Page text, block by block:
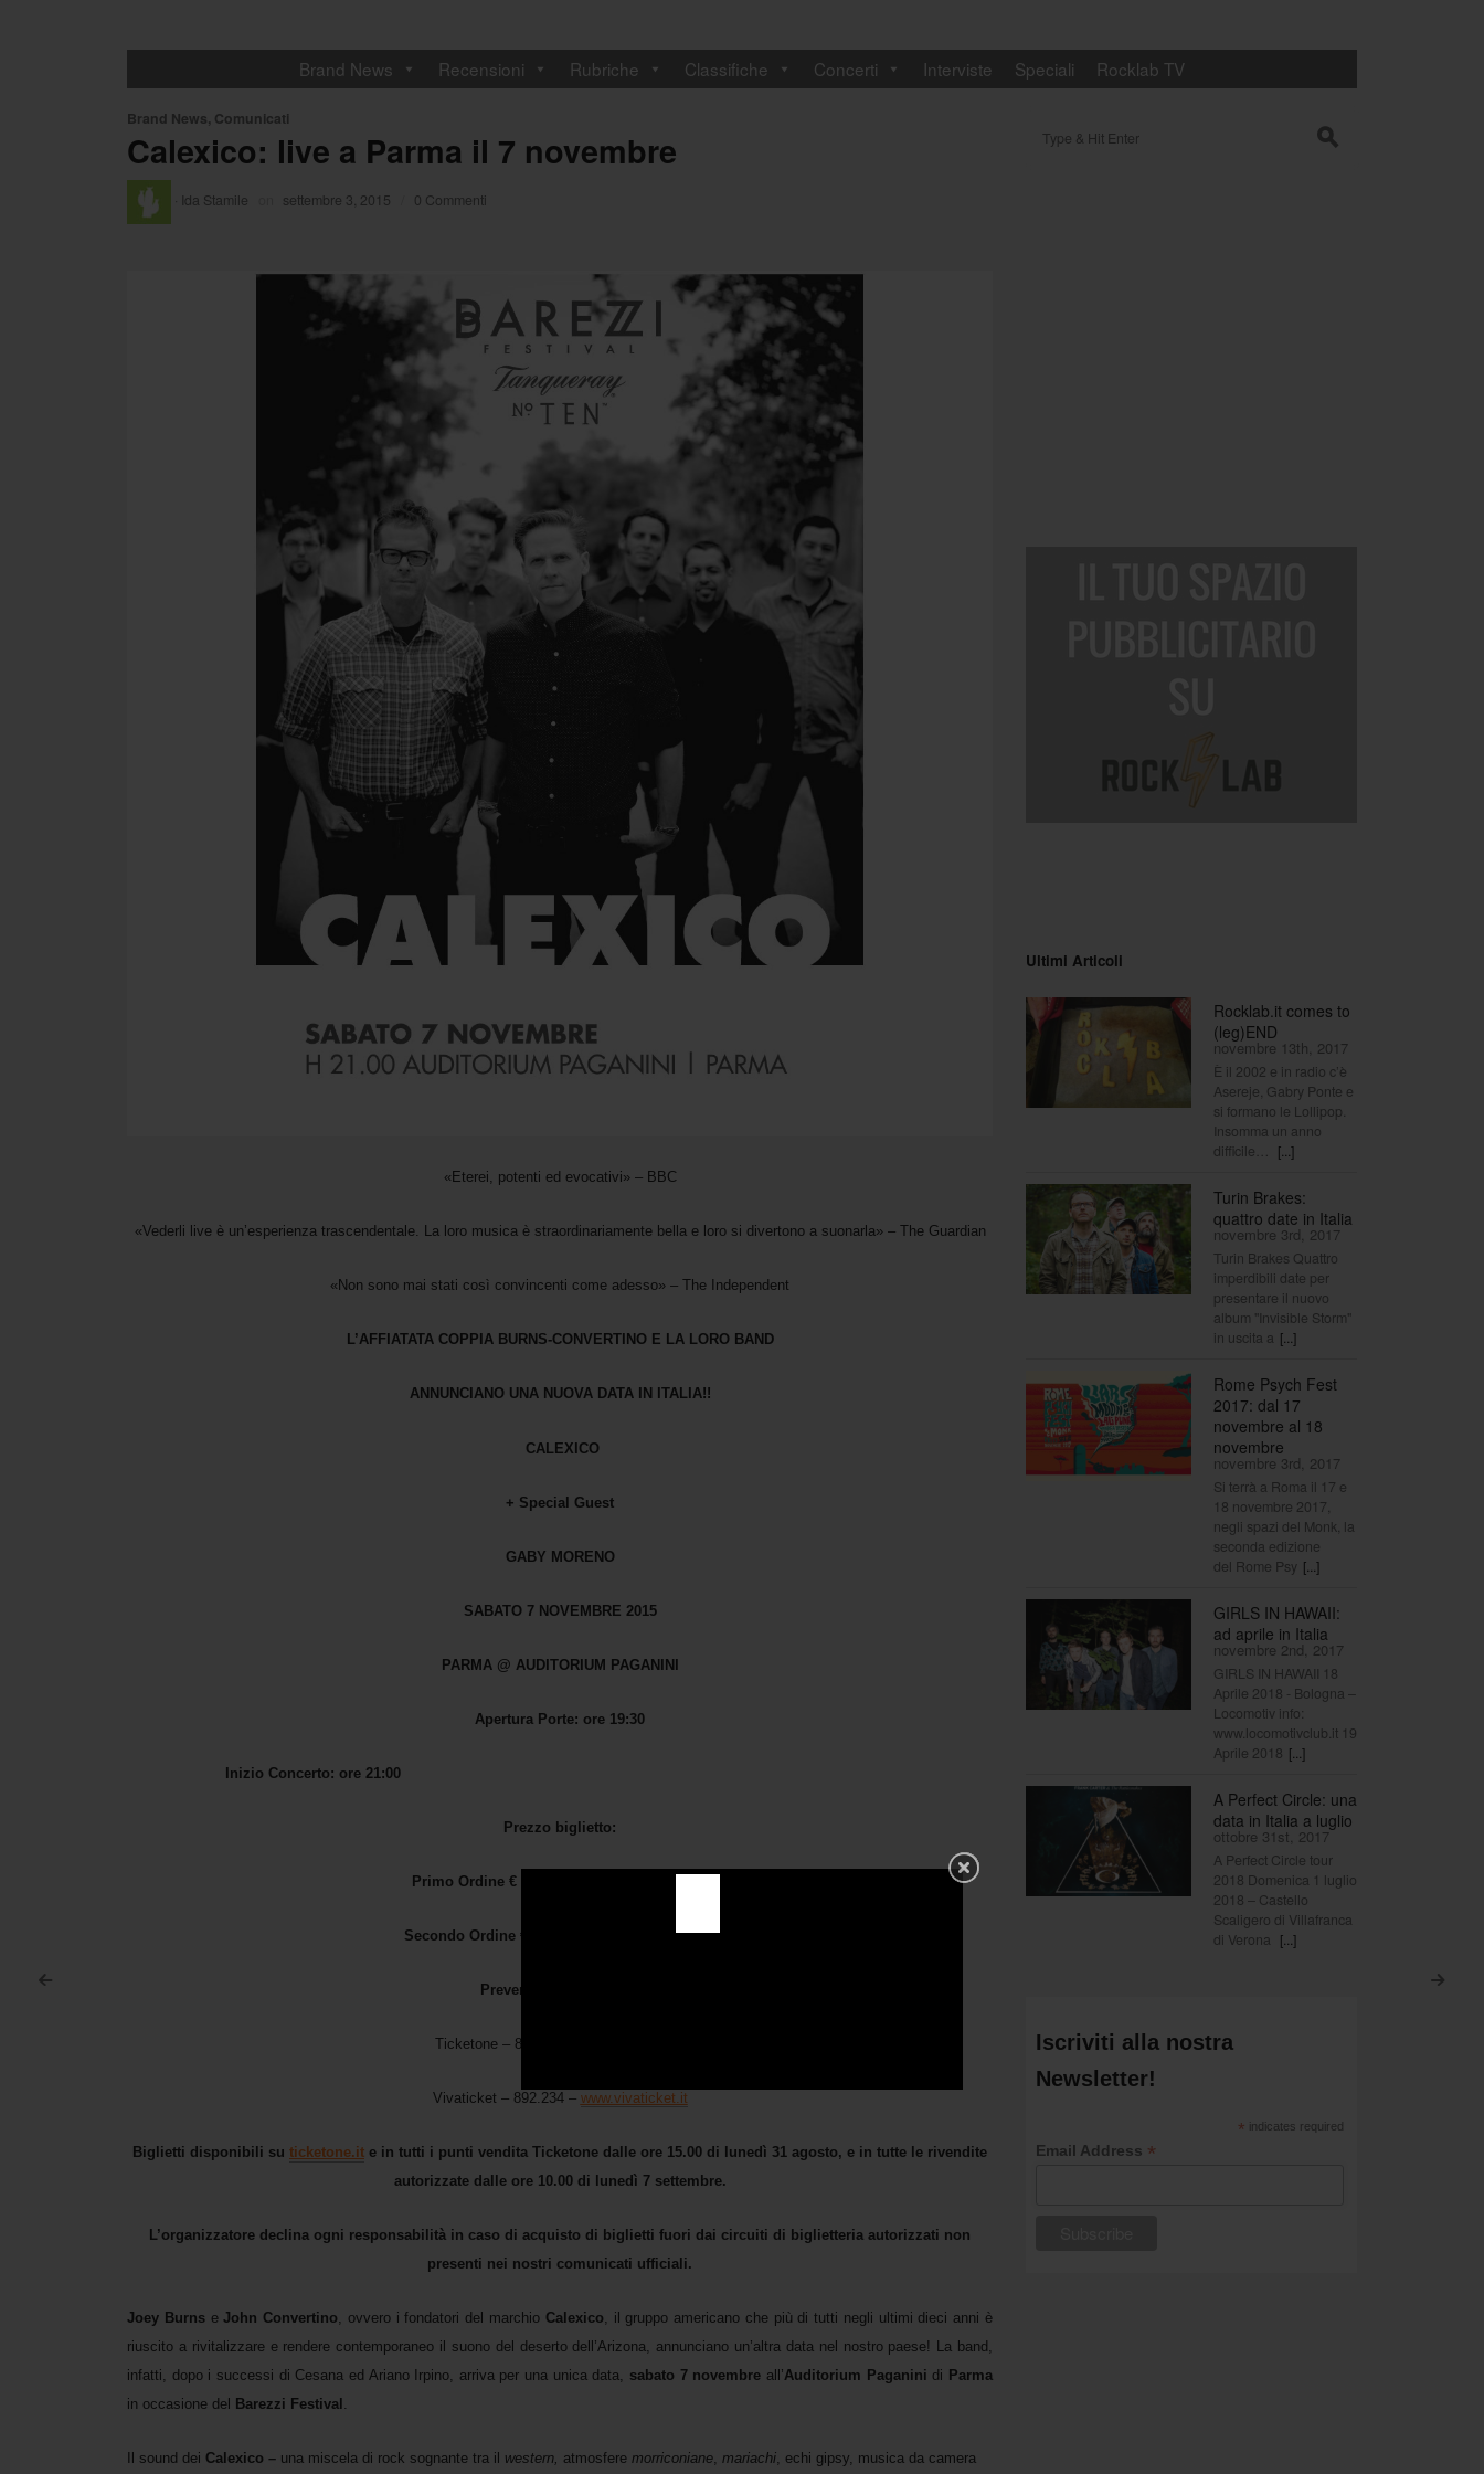
Brand News Recensioni Rubriche Classifiche Concerti Interviste Speciali Rocklab TV
< >
Brand News, Comunicati
Calexico: live a Parma il 7 novembre
Ida Stamile settembre 3, 2015 0 Commenti
«Eterei, potenti ed evocativi» – BBC
«Vederli live è un’esperienza trascendentale. La loro musica è straordinariamente bella e loro si divertono a suonarla» – The Guardian
«Non sono mai stati così convincenti come adesso» – The Independent
L’AFFIATATA COPPIA BURNS-CONVERTINO E LA LORO BAND
ANNUNCIANO UNA NUOVA DATA IN ITALIA!!
CALEXICO
+ Special Guest
GABY MORENO
SABATO 7 NOVEMBRE 2015
PARMA @ AUDITORIUM PAGANINI
Apertura Porte: ore 19:30
Inizio Concerto: ore 21:00
Prezzo biglietto:
Primo Ordine € 30,00 + diritti di prevendita
Secondo Ordine € 25,00 + diritti di prevendita
Prevendite Autorizzate:
Ticketone – 892.101 –
Vivaticket – 892.234 – www.vivaticket.it
Biglietti disponibili su ticketone.it e in tutti i punti vendita Ticketone dalle ore 15.00 di lunedì 31 agosto, e in tutte le rivendite
autorizzate dalle ore 10.00 di lunedì 7 settembre.
L’organizzatore declina ogni responsabilità in caso di acquisto di biglietti fuori dai circuiti di biglietteria autorizzati non
presenti nei nostri comunicati ufficiali.
Joey BurnseJohn Convertino , ovvero i fondatori del marchio Calexico , il gruppo americano che più di tutti negli ultimi dieci anni è
riuscito a rivitalizzare e rendere contemporaneo il suono del deserto dell’Arizona, annunciano un’altra data nel nostro paese! La band,
infatti, dopo i successi di Cesana ed Ariano Irpino, arriva per una unica data, sabato 7 novembre all’Auditorium Paganini di Parma
in occasione del
Barezzi Festival
Il sound dei Calexico – una miscela di rock sognante tra il western, atmosfere morriconiane, mariachi, echi gipsy, musica da camera
s
Ultimi Articoli
Rocklab.it comes to
(leg)END
novembre 13th, 2017
È il 2002 e in radio c’è
Asereje, Gabry Ponte e
si formano le Lollipop.
Insomma un anno
difficile… [...]
Turin Brakes:
quattro date in Italia
novembre 3rd, 2017
Turin Brakes Quattro
imperdibili date per
presentare il nuovo
album "Invisible Storm"
in uscita a [...]
Rome Psych Fest
2017: dal 17
novembre al 18
novembre
novembre 3rd, 2017
Si terrà a Roma il 17 e
18 novembre 2017,
negli spazi del Monk, la
seconda edizione
del Rome Psy [...]
GIRLS IN HAWAII:
ad aprile in Italia
novembre 2nd, 2017
GIRLS IN HAWAII 18
Aprile 2018 - Bologna –
Locomotiv info:
www.locomotivclub.it 19
Aprile 2018 [...]
A Perfect Circle: una
data in Italia a luglio
ottobre 31st, 2017
A Perfect Circle tour
2018 Domenica 1 luglio
2018 – Castello
Scaligero di Villafranca
di Verona [...]
Iscriviti alla nostra
Newsletter!
* indicates required
Email Address *